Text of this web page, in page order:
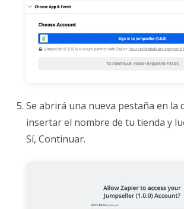
Se abrirá una nueva pestaña en la
insertar el nombre de tu tienda y
Sí, Continuar.